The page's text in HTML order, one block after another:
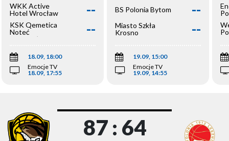
WKK Active
Hotel Wrocław
--
KSK Qemetica
Noteć
Inowrocław
--
18.09, 18:00
Emocje TV
18.09, 17:55
BS Polonia Bytom --
Miasto Szkła
Krosno
--
19.09, 15:00
Emocje TV
19.09, 14:55
87 : 64